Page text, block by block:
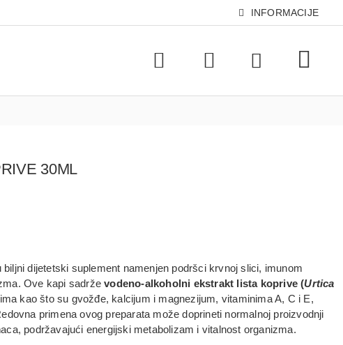
INFORMACIJE
30ML
biljni dijetetski suplement namenjen podršci krvnoj slici, imunom
Ove kapi sadrževodeno‑alkoholni ekstrakt lista koprive (Urtica
kao što su gvožđe, kalcijum i magnezijum, vitaminima A, C i E,
primena ovog preparata može doprineti normalnoj proizvodnji
podržavajući energijski metabolizam i vitalnost organizma.